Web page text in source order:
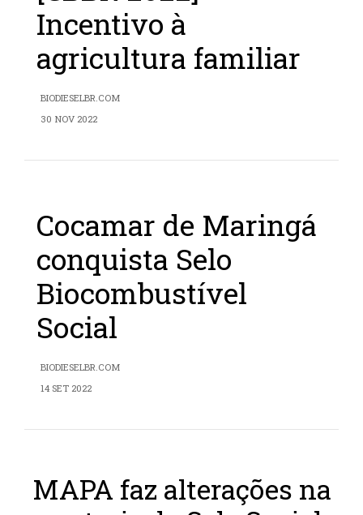
Incentivo à
agricultura familiar
BIODIESELBR.COM
30 NOV 2022
Cocamar de Maringá
conquista Selo
Biocombustível
Social
BIODIESELBR.COM
14 SET 2022
MAPA faz alterações na